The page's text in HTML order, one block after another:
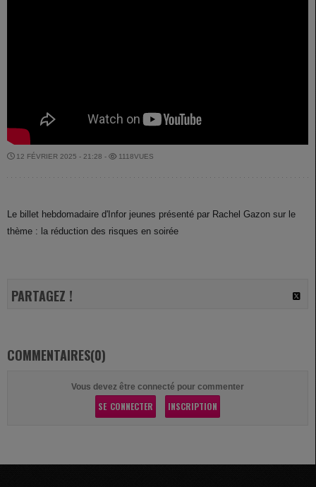
12 FÉVRIER 2025 - 21:28 - 1118VUES
Le billet hebdomadaire d'Infor jeunes présenté par Rachel Gazon sur le
thème : la réduction des risques en soirée
PARTAGEZ !
COMMENTAIRES(0)
Vous devez être connecté pour commenter
SE CONNECTER INSCRIPTION